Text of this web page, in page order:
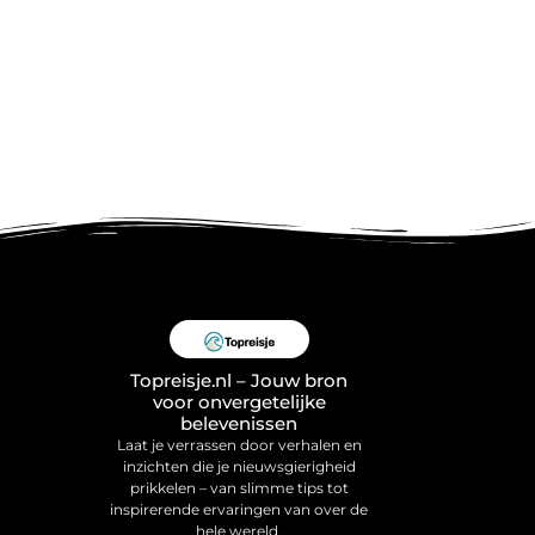
Topreisje.nl – Jouw bron
voor onvergetelijke
belevenissen
Laat je verrassen door verhalen en
inzichten die je nieuwsgierigheid
prikkelen – van slimme tips tot
inspirerende ervaringen van over de
hele wereld.